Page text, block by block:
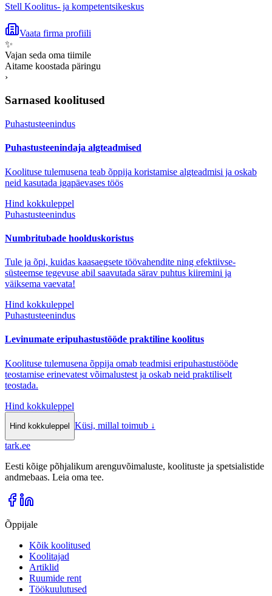
Stell Koolitus- ja kompetentsikeskus
Vaata firma profiili
✨
Vajan seda oma tiimile
Aitame koostada päringu
›
Sarnased koolitused
Puhastusteenindus
Puhastusteenindaja algteadmised
Koolituse tulemusena teab õppija koristamise algteadmisi ja oskab
neid kasutada igapäevases töös
Hind kokkuleppel
Puhastusteenindus
Numbritubade hoolduskoristus
Tule ja õpi, kuidas kaasaegsete töövahendite ning efektiivse-
süsteemse tegevuse abil saavutada särav puhtus kiiremini ja
väiksema vaevata!
Hind kokkuleppel
Puhastusteenindus
Levinumate eripuhastustööde praktiline koolitus
Koolituse tulemusena õppija omab teadmisi eripuhastustööde
teostamise erinevatest võimalustest ja oskab neid praktiliselt
teostada.
Hind kokkuleppel
Hind kokkuleppel Küsi, millal toimub ↓
tark.ee
Eesti kõige põhjalikum arenguvõimaluste, koolituste ja spetsialistide
andmebaas. Leia oma tee.
Õppijale
Kõik koolitused
Koolitajad
Artiklid
Ruumide rent
Töökuulutused